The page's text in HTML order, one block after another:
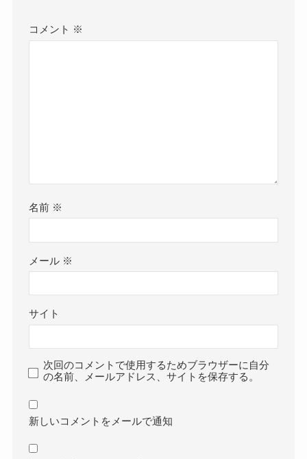
コメント ※
名前 ※
メール ※
サイト
次回のコメントで使用するためブラウザーに自分
の名前、メールアドレス、サイトを保存する。
新しいコメントをメールで通知